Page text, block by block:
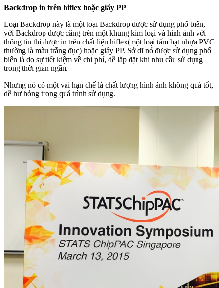
Backdrop in trên hiflex hoặc giấy PP
Loại Backdrop này là một loại Backdrop được sử dụng phổ biến,
với Backdrop được căng trên một khung kim loại và hình ảnh với
thông tin thì được in trên chất liệu hiflex(một loại tấm bạt nhựa PVC
thường là màu trắng đục) hoặc giấy PP. Sở dĩ nó được sử dụng phổ
biến là do sự tiết kiệm về chi phí, dễ lắp đặt khi nhu cầu sử dụng
trong thời gian ngắn.
Nhưng nó có một vài hạn chế là chất lượng hình ảnh không quá tốt,
dễ hư hỏng trong quá trình sử dụng.